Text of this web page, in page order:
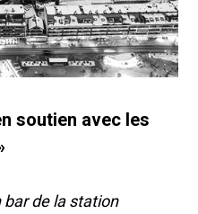
soutien avec les
bar de la station